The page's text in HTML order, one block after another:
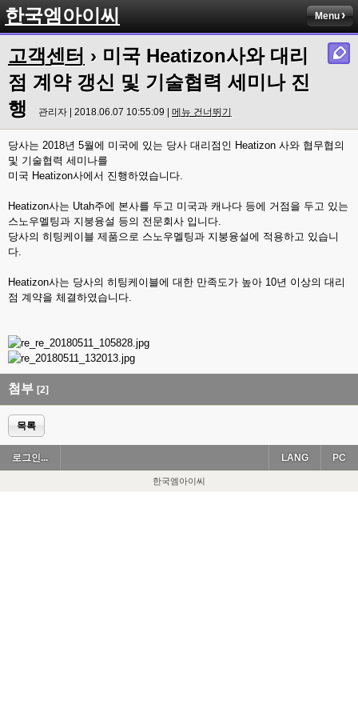
한국엠아이씨 Menu
고객센터 › 미국 Heatizon사와 대리
점 계약 갱신 및 기술협력 세미나 진
행
관리자 | 2018.06.07 10:55:09 | 메뉴 건너뛰기
당사는 2018년 5월에 미국에 있는 당사 대리점인 Heatizon 사와 협무협의
및 기술협력 세미나를
미국 Heatizon사에서 진행하였습니다.
Heatizon사는 Utah주에 본사를 두고 미국과 캐나다 등에 거점을 두고 있는
스노우멜팅과 지붕융설 등의 전문회사 입니다.
당사의 히팅케이블 제품으로 스노우멜팅과 지붕융설에 적용하고 있습니
다.
Heatizon사는 당사의 히팅케이블에 대한 만족도가 높아 10년 이상의 대리
점 계약을 체결하였습니다.
첨부 [2]
목록
로그인... PC
LANG
한국엠아이씨